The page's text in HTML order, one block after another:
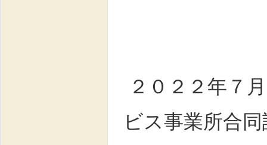
２０２２年７
ビス事業所合